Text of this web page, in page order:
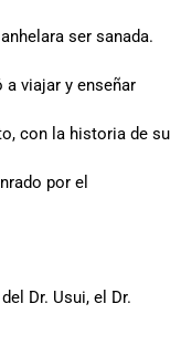
ser sanada.
a viajar y enseñar
con la historia de su
por el
Dr. Usui, el Dr.